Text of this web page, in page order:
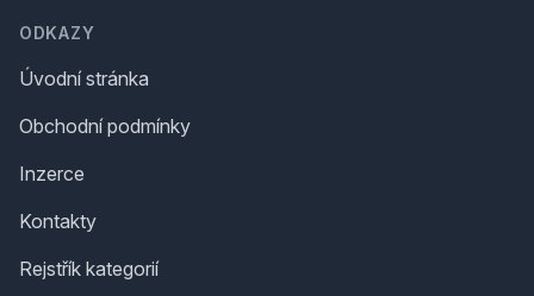
ODKAZY
Úvodní stránka
Obchodní podmínky
Inzerce
Kontakty
Rejstřík kategorií